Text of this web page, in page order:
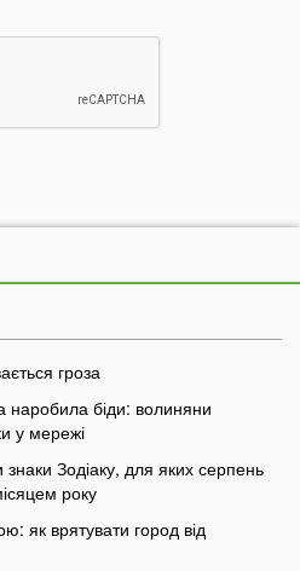
гроза
наробила біди: волиняни
у мережі
Зодіаку, для яких серпень
року
як врятувати город від